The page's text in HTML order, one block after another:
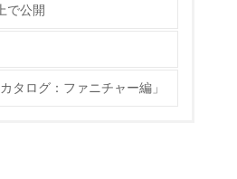
で公開
タログ：ファニチャー編」